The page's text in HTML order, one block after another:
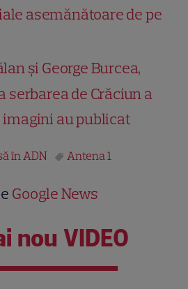
asemănătoare de pe
și George Burcea,
serbarea de Crăciun a
imagini au publicat
în ADN
Antena 1
Google News
nou VIDEO